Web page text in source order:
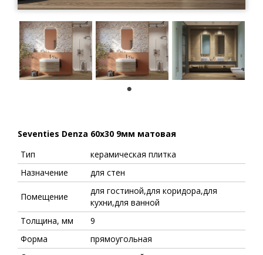
Seventies Denza 60x30 9мм матовая
Тип
керамическая плитка
Назначение
для стен
Помещение
для гостиной,для коридора,для
кухни,для ванной
Толщина, мм
9
Форма
прямоугольная